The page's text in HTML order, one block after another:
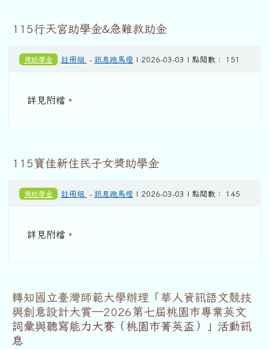
115行天宮助學金&急難救助金
獎助學金 註冊組 - 訊息跑馬燈| 2026-03-03 | 點閱數： 151
詳見附檔。
115寶佳新住民子女獎助學金
獎助學金 註冊組 - 訊息跑馬燈| 2026-03-03 | 點閱數： 145
詳見附檔。
轉知國立臺灣師範大學辦理「華人資訊語文競技
與創意設計大賞─2026第七屆桃園市專業英文
詞彙與聽寫能力大賽（桃園市菁英盃）」活動訊
息